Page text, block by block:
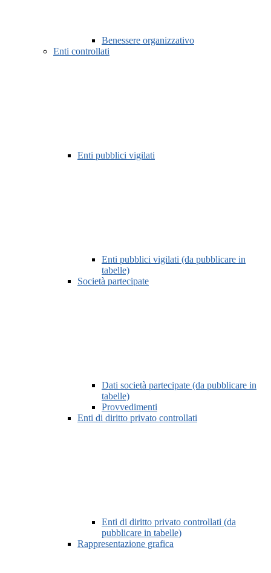
Benessere organizzativo
Enti controllati
Enti pubblici vigilati
Enti pubblici vigilati (da pubblicare in
tabelle)
Società partecipate
Dati società partecipate (da pubblicare in
tabelle)
Provvedimenti
Enti di diritto privato controllati
Enti di diritto privato controllati (da
pubblicare in tabelle)
Rappresentazione grafica